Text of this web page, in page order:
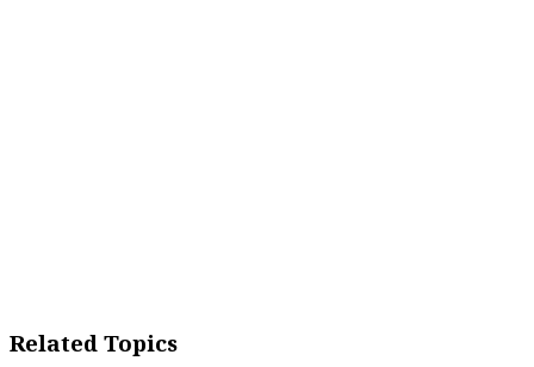
Related Topics